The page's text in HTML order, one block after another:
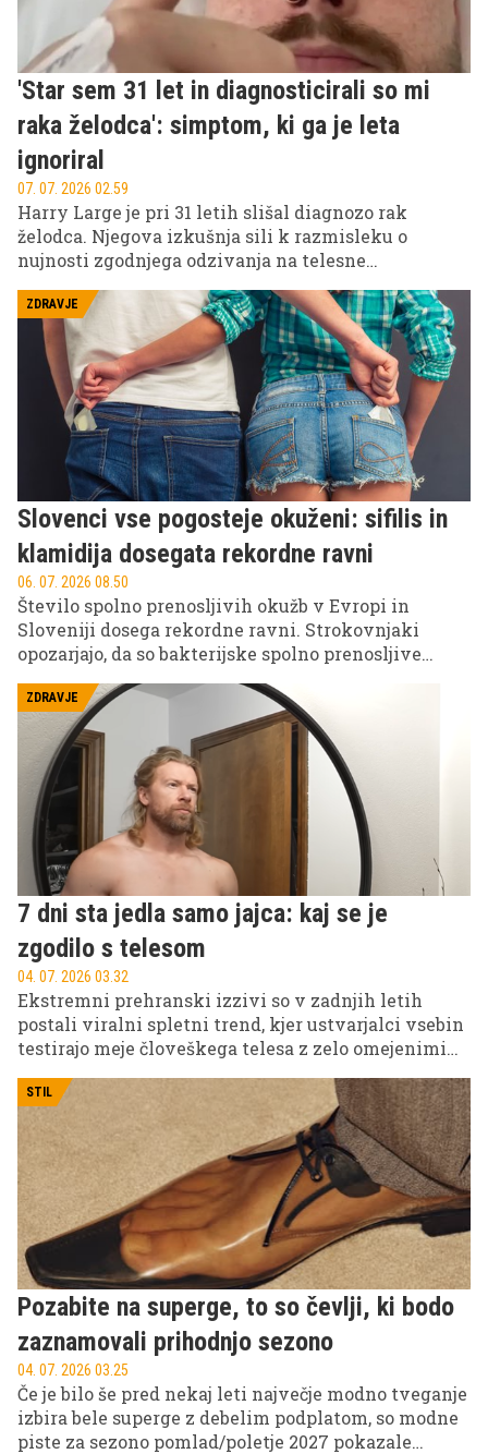
'Star sem 31 let in diagnosticirali so mi
raka želodca': simptom, ki ga je leta
ignoriral
07. 07. 2026 02.59
Harry Large je pri 31 letih slišal diagnozo rak
želodca. Njegova izkušnja sili k razmisleku o
nujnosti zgodnjega odzivanja na telesne
spremembe, kot so neutemeljena utrujenost in
težave s prehranjevanjem, ki lahko rešijo
marsikatero življenje.
ZDRAVJE
Slovenci vse pogosteje okuženi: sifilis in
klamidija dosegata rekordne ravni
06. 07. 2026 08.50
Število spolno prenosljivih okužb v Evropi in
Sloveniji dosega rekordne ravni. Strokovnjaki
opozarjajo, da so bakterijske spolno prenosljive
okužbe, kot sta gonoreja in sifilis, v zadnjih letih v
strmem porastu, med glavnimi razlogi pa
izpostavljajo vse manjšo uporabo kondomov.
ZDRAVJE
7 dni sta jedla samo jajca: kaj se je
zgodilo s telesom
04. 07. 2026 03.32
Ekstremni prehranski izzivi so v zadnjih letih
postali viralni spletni trend, kjer ustvarjalci vsebin
testirajo meje človeškega telesa z zelo omejenimi
sedemdnevni jajčni eksperiment, kjer sta
ustvarjalca en teden jedla skoraj izključno jajca.
STIL
Pozabite na superge, to so čevlji, ki bodo
zaznamovali prihodnjo sezono
04. 07. 2026 03.25
Če je bilo še pred nekaj leti največje modno tveganje
izbira bele superge z debelim podplatom, so modne
piste za sezono pomlad/poletje 2027 pokazale